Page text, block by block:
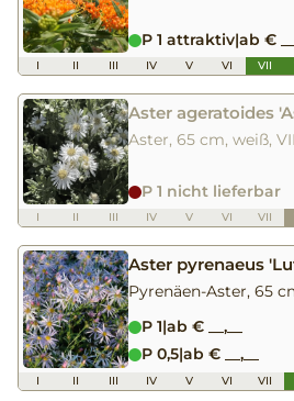
P 1 attraktiv|ab €
I II III IV V VI VII
Aster ageratoides
Aster, 65 cm, weiß,
P 1 nicht lieferbar
I II III IV V VI VII
Aster pyrenaeus
Pyrenäen-Aster, 65
P 1|ab € __,__
P 0,5|ab € __,__
I II III IV V VI VII